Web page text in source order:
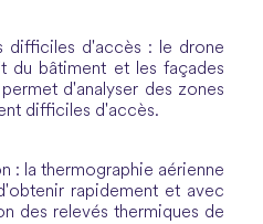
difficiles d'accès : le drone
du bâtiment et les façades
d'analyser des zones
difficiles d'accès.
: la thermographie aérienne
rapidement et avec
des relevés thermiques de